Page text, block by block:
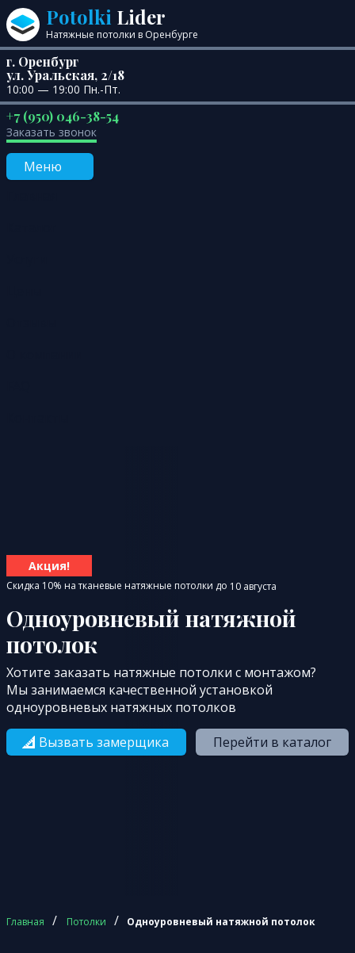
Перейти к содержанию
Potolki Lider
Натяжные потолки в Оренбурге
г. Оренбург
ул. Уральская, 2/18
10:00 — 19:00 Пн.-Пт.
+7 (950) 046-38-54
Заказать звонок
Меню
Акция!
Скидка 10% на тканевые натяжные потолки до 10 августа
Одноуровневый натяжной
потолок
Хотите заказать натяжные потолки с монтажом?
Мы занимаемся качественной установкой
одноуровневых натяжных потолков
Вызвать замерщика
Перейти в каталог
Главная / Потолки / Одноуровневый натяжной потолок